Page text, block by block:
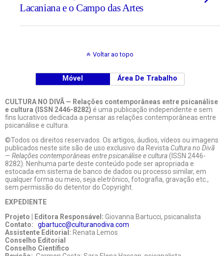
Lacaniana e o Campo das Artes
Voltar ao topo
Móvel Área De Trabalho
CULTURA NO DIVÃ — Relações contemporâneas entre psicanálise
e cultura (ISSN 2446-8282) é uma publicação independente e sem
fins lucrativos dedicada a pensar as relações contemporâneas entre
psicanálise e cultura.
©Todos os direitos reservados. Os artigos, áudios, vídeos ou imagens
publicados neste site são de uso exclusivo da Revista Cultura no Divã
— Relações contemporâneas entre psicanálise e cultura(ISSN 2446-
8282). Nenhuma parte deste conteúdo pode ser apropriada e
estocada em sistema de banco de dados ou processo similar, em
qualquer forma ou meio, seja eletrônico, fotografia, gravação etc.,
sem permissão do detentor do Copyright.
EXPEDIENTE
Projeto | Editora Responsável: Giovanna Bartucci, psicanalista
Contato: gbartucc@culturanodiva.com
Assistente Editorial: Renata Lemos
Conselho Editorial
Conselho Científico